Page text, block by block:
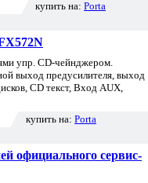
купить на: Porta
упр. CD-чейнджером.
выход предусилителя, выход
CD текст, Вход AUX,
купить на: Porta
официального сервис-